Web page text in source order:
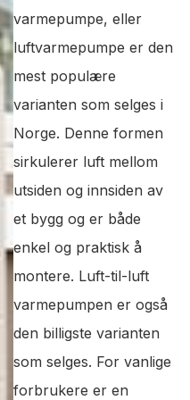
varmepumpe, eller
luftvarmepumpe er den
mest populære
varianten som selges i
Norge. Denne formen
sirkulerer luft mellom
utsiden og innsiden av
et bygg og er både
enkel og praktisk å
montere. Luft-til-luft
varmepumpen er også
den billigste varianten
som selges. For vanlige
forbrukere er en